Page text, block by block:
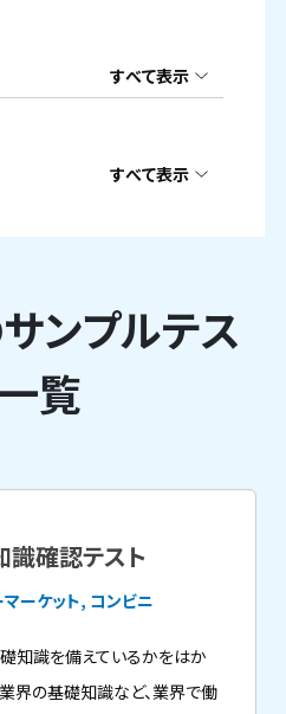
すべて表示
すべて表示
ンプルテス
覧
確認テスト
ーケット, コンビニ
知識を備えているかをはか
界の基礎知識など、業界で働